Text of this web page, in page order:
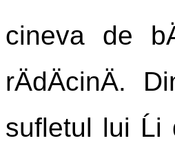
cineva de
sufletul lui